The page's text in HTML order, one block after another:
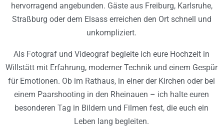
hervorragend angebunden. Gäste aus Freiburg, Karlsruhe,
Straßburg oder dem Elsass erreichen den Ort schnell und
unkompliziert.
Als Fotograf und Videograf begleite ich eure Hochzeit in
Willstätt mit Erfahrung, moderner Technik und einem Gespür
für Emotionen. Ob im Rathaus, in einer der Kirchen oder bei
einem Paarshooting in den Rheinauen – ich halte euren
besonderen Tag in Bildern und Filmen fest, die euch ein
Leben lang begleiten.